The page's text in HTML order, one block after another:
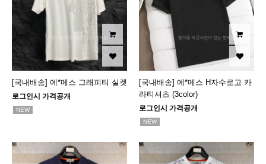
[국내배송] 에*메스 그래피티 실켓
로그인시 가격공개
NEW
[국내배송] 에*메스 H자수로고 카
라티셔츠 (3color)
로그인시 가격공개
NEW